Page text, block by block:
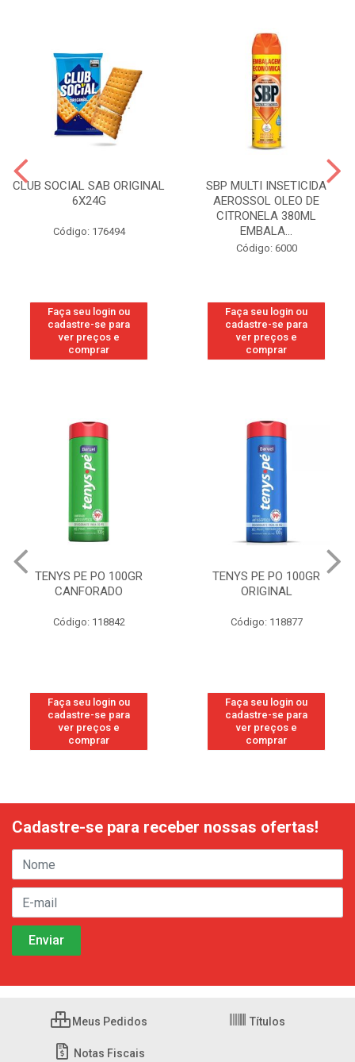
CLUB SOCIAL SAB ORIGINAL
6X24G
Código: 176494
Faça seu login ou
cadastre-se para
ver preços e
comprar
SBP MULTI INSETICIDA
AEROSSOL OLEO DE
CITRONELA 380ML
EMBALA...
Código: 6000
Faça seu login ou
cadastre-se para
ver preços e
comprar
TENYS PE PO 100GR
CANFORADO
Código: 118842
Faça seu login ou
cadastre-se para
ver preços e
comprar
TENYS PE PO 100GR
ORIGINAL
Código: 118877
Faça seu login ou
cadastre-se para
ver preços e
comprar
Cadastre-se para receber nossas ofertas!
Meus Pedidos Títulos
Notas Fiscais